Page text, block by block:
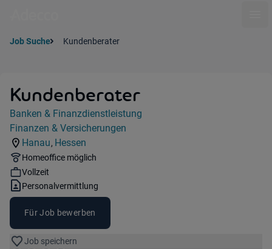
Job Suche Kundenberater
Kundenberater
Jobdetails
Kategorie:
Banken & Finanzdienstleistung
Industry:
Finanzen & Versicherungen
Standorte:
Hanau,
Region:
Hessen
Remote Option:
Homeoffice möglich
Workhours:
Vollzeit
Vertragsart:
Personalvermittlung
Für Job bewerben
Job speichern